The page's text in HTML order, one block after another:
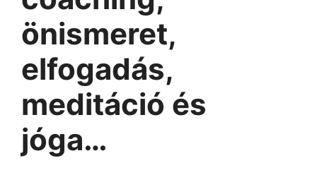
önismeret,
elfogadás,
meditáció és
jóga…